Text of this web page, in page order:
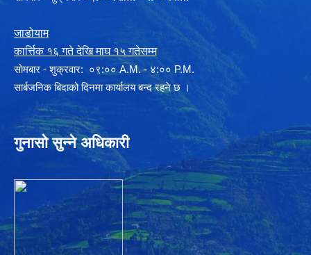
जाडोयाम
कार्त्तिक १६ गते देखि माघ १५ गतेसम्म
साेमबार - शुक्रवार: ०९:०० A.M. - ४:०० P.M.
सार्बजनिक बिदाको दिनमा कार्यालय बन्द रहने छ ।
गुनासो सुन्ने अधिकारी